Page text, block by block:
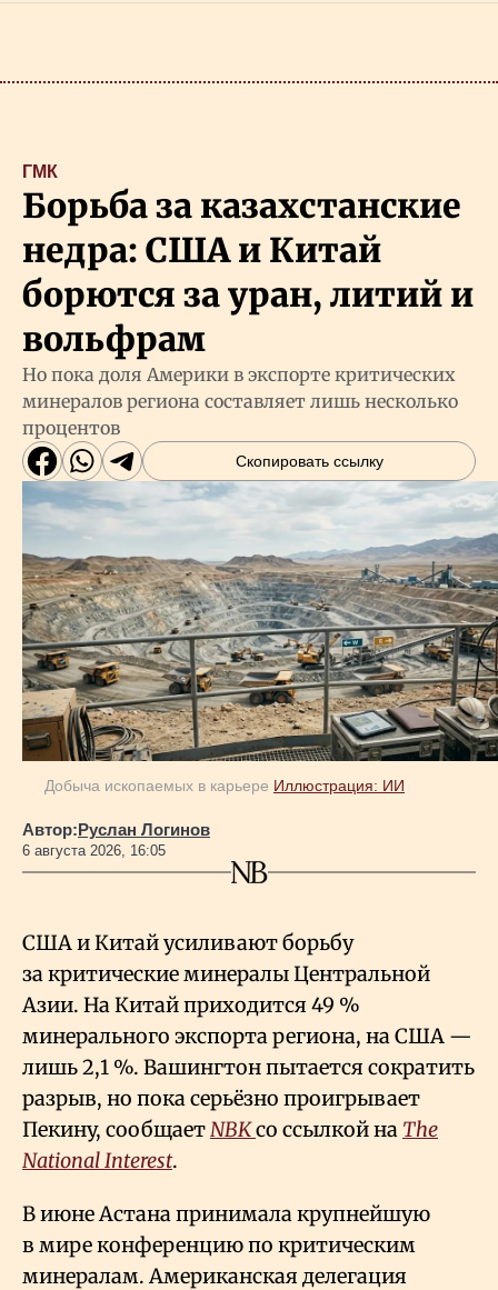
ГМК
Борьба за казахстанские
недра: США и Китай
борются за уран, литий и
вольфрам
Но пока доля Америки в экспорте критических
минералов региона составляет лишь несколько
процентов
Скопировать ссылку
Добыча ископаемых в карьере Иллюстрация: ИИ
Автор:Руслан Логинов
6 августа 2026, 16:05
США и Китай усиливают борьбу
за критические минералы Центральной
Азии. На Китай приходится 49 %
минерального экспорта региона, на США —
лишь 2,1 %. Вашингтон пытается сократить
разрыв, но пока серьёзно проигрывает
Пекину, сообщаетNBKсо ссылкой на The
National Interest.
В июне Астана принимала крупнейшую
в мире конференцию по критическим
минералам. Американская делегация